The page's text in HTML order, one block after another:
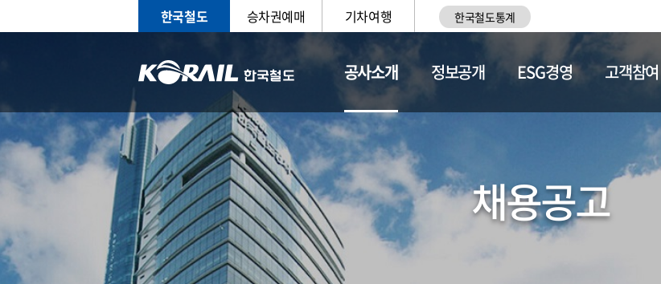
한국철도 승차권예매 기차여행 한국철도통계
공사소개
CEO 일반현황 채
정보공개 ESG경영 고객참여
채용공고